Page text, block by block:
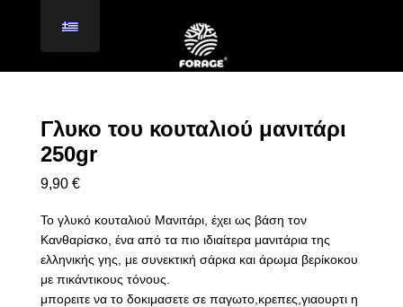
Γλυκο του κουταλιού μανιτάρι
250gr
9,90 €
Το γλυκό κουταλιού Μανιτάρι, έχει ως βάση τον
Κανθαρίσκο, ένα από τα πιο ιδιαίτερα μανιτάρια της
ελληνικής γης, με συνεκτική σάρκα και άρωμα βερίκοκου
με πικάντικους τόνους.
μπορειτε να το δοκιμασετε σε παγωτο,κρεπες,γιαουρτι η